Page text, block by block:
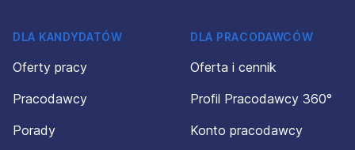
DLA KANDYDATÓW
Oferty pracy
Pracodawcy
Porady
DLA PRACODAWCÓW
Oferta i cennik
Profil Pracodawcy 360°
Konto pracodawcy